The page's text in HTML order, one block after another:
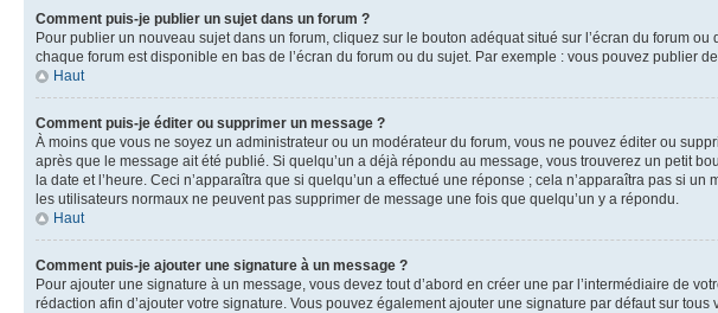
Comment puis-je publier un sujet dans un forum ?
Pour publier un nouveau sujet dans un forum, cliquez sur le bouton adéquat situé sur l’écran du forum
chaque forum est disponible en bas de l’écran du forum ou du sujet. Par exemple : vous pouvez publier
Haut
Comment puis-je éditer ou supprimer un message ?
À moins que vous ne soyez un administrateur ou un modérateur du forum, vous ne pouvez éditer ou
après que le message ait été publié. Si quelqu’un a déjà répondu au message, vous trouverez un petit
la date et l’heure. Ceci n’apparaîtra que si quelqu’un a effectué une réponse ; cela n’apparaîtra pas si
les utilisateurs normaux ne peuvent pas supprimer de message une fois que quelqu’un y a répondu.
Haut
Comment puis-je ajouter une signature à un message ?
Pour ajouter une signature à un message, vous devez tout d’abord en créer une par l’intermédiaire de
rédaction afin d’ajouter votre signature. Vous pouvez également ajouter une signature par défaut sur